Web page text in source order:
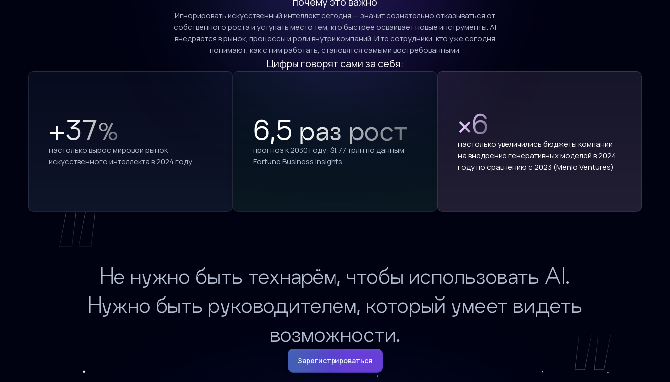
Игнорировать искусственный интеллект сегодня — значит сознательно отказываться от
собственного роста и уступать место тем, кто быстрее осваивает новые инструменты. AI
внедряется в рынок, процессы и роли внутри компаний. И те сотрудники, кто уже сегодня
понимают, как с ним работать, становятся самыми востребованными.
Цифры говорят сами за себя:
+37%
настолько вырос мировой рынок
искусственного интеллекта в 2024 году.
6,5 раз рост
прогноз к 2030 году: $1,77 трлн по данным
Fortune Business Insights.
×6
настолько увеличились бюджеты компаний
на внедрение генеративных моделей в 2024
году по сравнению с 2023 (Menlo Ventures)
Не нужно быть технарём, чтобы использовать AI.
Нужно быть руководителем, который умеет видеть
возможности.
Зарегистрироваться